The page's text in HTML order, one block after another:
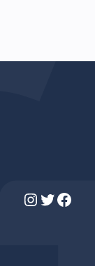
Instagram Twitter Facebook